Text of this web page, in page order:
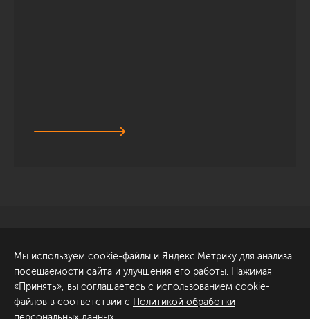
Обсудить проект
ул. Академика Павлова, 6
к1
+7 (812) 200-95-55
Мы используем cookie-файлы и Яндекс.Метрику для анализа
посещаемости сайта и улучшения его работы. Нажимая
«Принять», вы соглашаетесь с использованием cookie-
файлов в соответствии с Политикой обработки